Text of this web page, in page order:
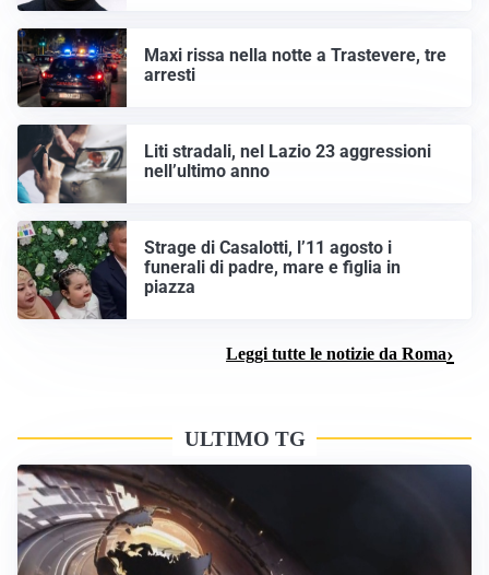
Maxi rissa nella notte a Trastevere, tre
arresti
Liti stradali, nel Lazio 23 aggressioni
nell’ultimo anno
Strage di Casalotti, l’11 agosto i
funerali di padre, mare e figlia in
piazza
Leggi tutte le notizie da Roma
ULTIMO TG